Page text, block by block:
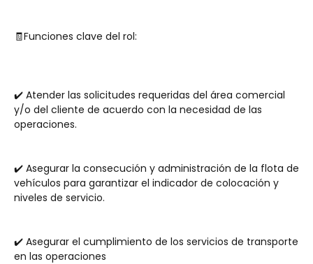
🧾Funciones clave del rol:
✔️ Atender las solicitudes requeridas del área comercial
y/o del cliente de acuerdo con la necesidad de las
operaciones.
✔️ Asegurar la consecución y administración de la flota de
vehículos para garantizar el indicador de colocación y
niveles de servicio.
✔️ Asegurar el cumplimiento de los servicios de transporte
en las operaciones